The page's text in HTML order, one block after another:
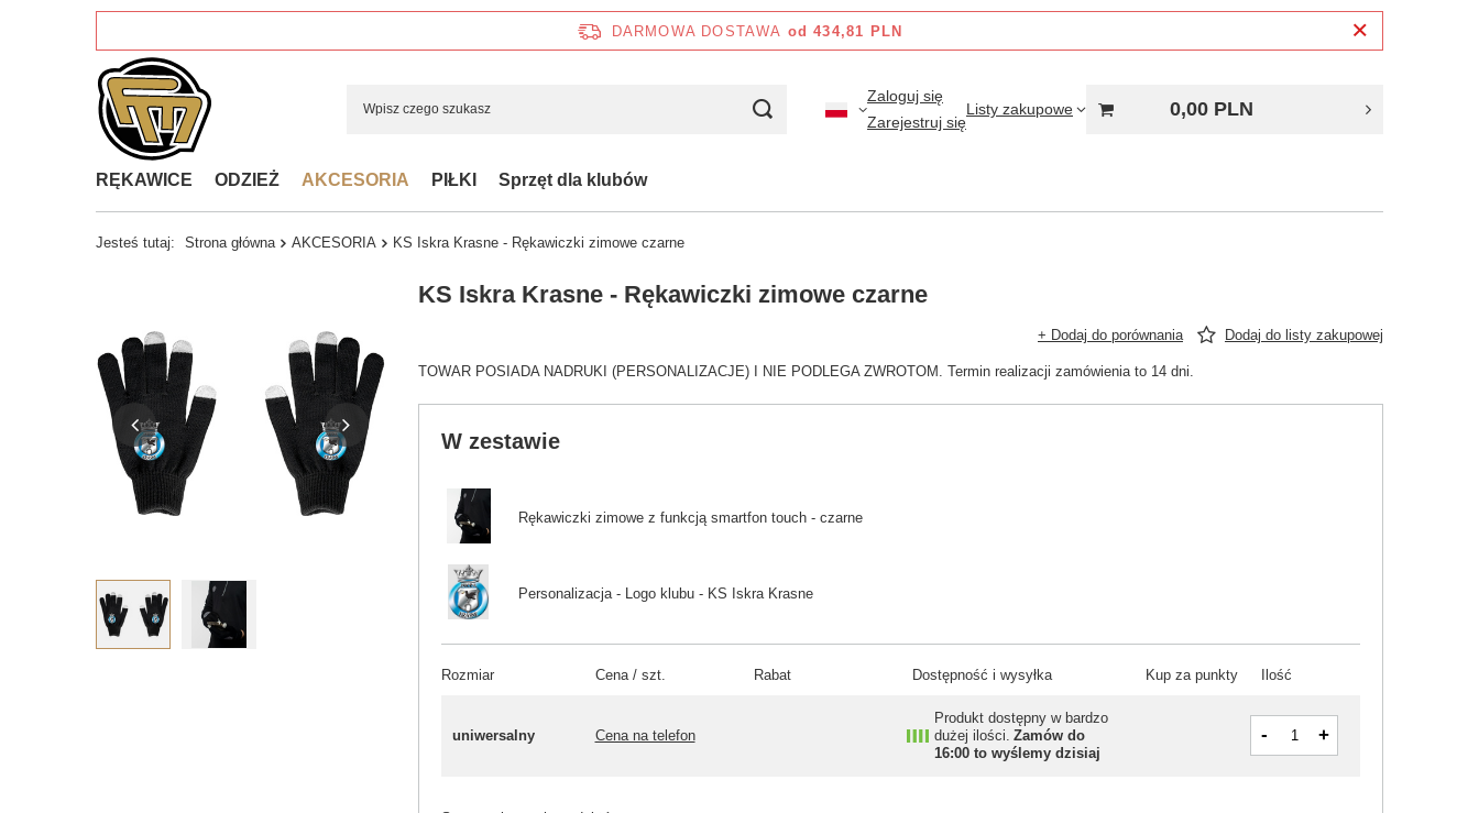
DARMOWA DOSTAWA od 434,81 PLN
Zaloguj się
Zarejestruj się
Listy zakupowe 0,00 PLN
RĘKAWICE ODZIEŻ AKCESORIA PIŁKI Sprzęt dla klubów
Jesteś tutaj: Strona główna AKCESORIA KS Iskra Krasne - Rękawiczki zimowe czarne
KS Iskra Krasne - Rękawiczki zimowe czarne
+ Dodaj do porównania Dodaj do listy zakupowej
TOWAR POSIADA NADRUKI (PERSONALIZACJE) I NIE PODLEGA ZWROTOM. Termin realizacji zamówienia to 14 dni.
W zestawie
Rękawiczki zimowe z funkcją smartfon touch - czarne
Personalizacja - Logo klubu - KS Iskra Krasne
Rozmiar Cena / szt. Rabat Dostępność i wysyłka Kup za punkty Ilość
uniwersalny Cena na telefon
Produkt dostępny w bardzo
dużej ilości Zamów do
16:00 to wyślemy dzisiaj
- +